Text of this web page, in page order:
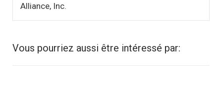
Alliance, Inc.
Vous pourriez aussi être intéressé par: